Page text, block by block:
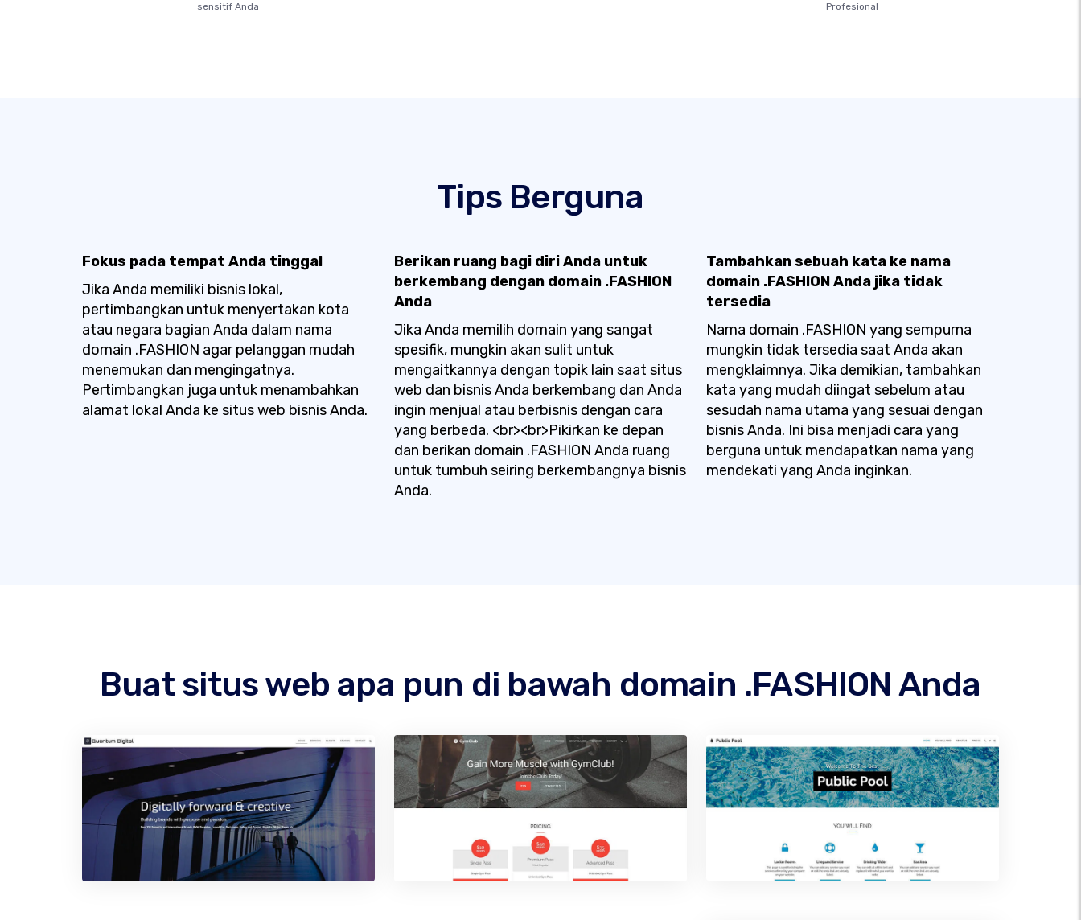
sensitif Anda
Profesional
Tips Berguna
Fokus pada tempat Anda tinggal
Jika Anda memiliki bisnis lokal,
pertimbangkan untuk menyertakan kota
atau negara bagian Anda dalam nama
domain .FASHION agar pelanggan mudah
menemukan dan mengingatnya.
Pertimbangkan juga untuk menambahkan
alamat lokal Anda ke situs web bisnis Anda.
Berikan ruang bagi diri Anda untuk
berkembang dengan domain .FASHION
Anda
Jika Anda memilih domain yang sangat
spesifik, mungkin akan sulit untuk
mengaitkannya dengan topik lain saat situs
web dan bisnis Anda berkembang dan Anda
ingin menjual atau berbisnis dengan cara
yang berbeda. <br><br>Pikirkan ke depan
dan berikan domain .FASHION Anda ruang
untuk tumbuh seiring berkembangnya bisnis
Anda.
Tambahkan sebuah kata ke nama
domain .FASHION Anda jika tidak
tersedia
Nama domain .FASHION yang sempurna
mungkin tidak tersedia saat Anda akan
mengklaimnya. Jika demikian, tambahkan
kata yang mudah diingat sebelum atau
sesudah nama utama yang sesuai dengan
bisnis Anda. Ini bisa menjadi cara yang
berguna untuk mendapatkan nama yang
mendekati yang Anda inginkan.
Buat situs web apa pun di bawah domain .FASHION Anda